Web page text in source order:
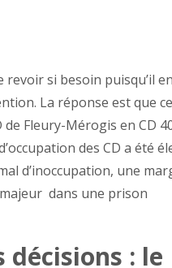
revoir si besoin puisqu’il
La réponse est que
Fleury-Mérogis en CD
des CD a été
d’inoccupation, une
dans une prison
: le